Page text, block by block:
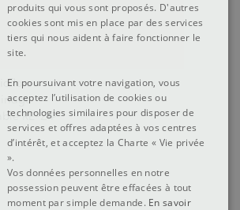
RE-ZIP
produits qui vous sont proposés. D'autres
cookies sont mis en place par des services
tiers qui nous aident à faire fonctionner le
site.
En poursuivant votre navigation, vous
acceptez l’utilisation de cookies ou
technologies similaires pour disposer de
services et offres adaptées à vos centres
d’intérêt, et acceptez la Charte « Vie privée
».
Vos données personnelles en notre
possession peuvent être effacées à tout
moment par simple demande. En savoir